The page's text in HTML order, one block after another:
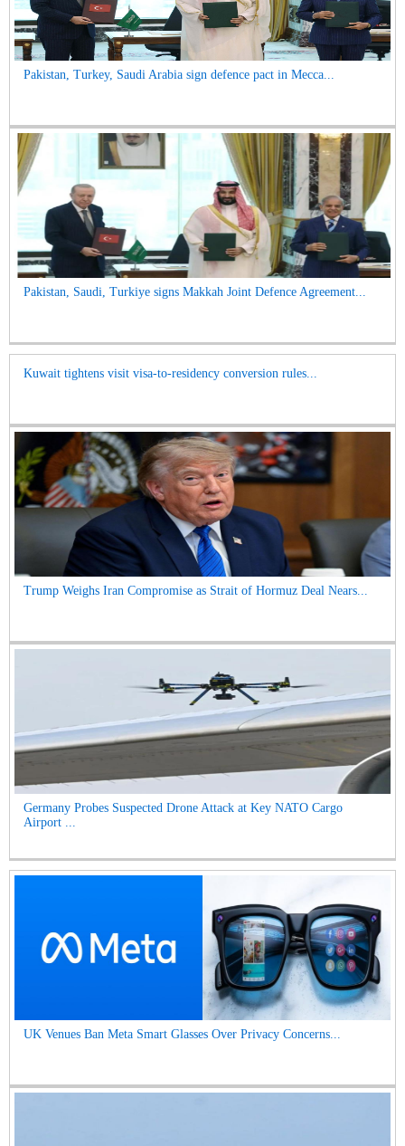
Pakistan, Turkey, Saudi Arabia sign defence pact in Mecca...
Pakistan, Saudi, Turkiye signs Makkah Joint Defence Agreement...
Kuwait tightens visit visa-to-residency conversion rules...
Trump Weighs Iran Compromise as Strait of Hormuz Deal Nears...
Germany Probes Suspected Drone Attack at Key NATO Cargo
Airport ...
UK Venues Ban Meta Smart Glasses Over Privacy Concerns...